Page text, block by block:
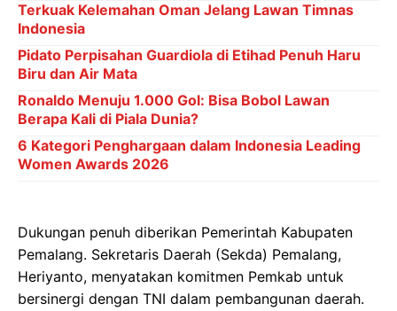
Terkuak Kelemahan Oman Jelang Lawan Timnas
Indonesia
Pidato Perpisahan Guardiola di Etihad Penuh Haru
Biru dan Air Mata
Ronaldo Menuju 1.000 Gol: Bisa Bobol Lawan
Berapa Kali di Piala Dunia?
6 Kategori Penghargaan dalam Indonesia Leading
Women Awards 2026
Dukungan penuh diberikan Pemerintah Kabupaten
Pemalang. Sekretaris Daerah (Sekda) Pemalang,
Heriyanto, menyatakan komitmen Pemkab untuk
bersinergi dengan TNI dalam pembangunan daerah.